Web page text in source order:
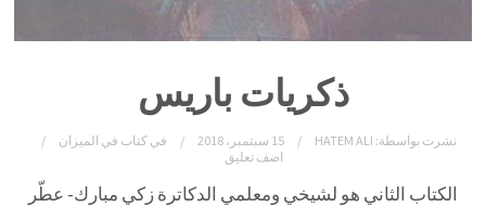
ذكريات باريس
نشرت بواسطة: HATEM ALI 15 سبتمبر، 2018 فيكتاب في الميزان
اضف تعليق
الكتاب الثاني هو لشيخي ومعلمي الدكاترة زكي مبارك- عطّر